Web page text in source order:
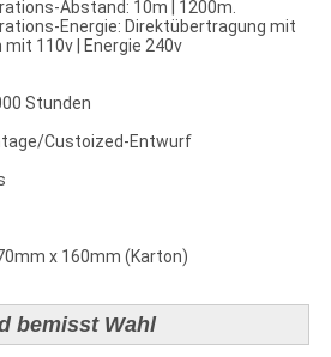
10m | 1200m.
Direktübertragung mit
110v | Energie 240v
Stunden
Custoized-Entwurf
x 160mm (Karton)
bemisst Wahl